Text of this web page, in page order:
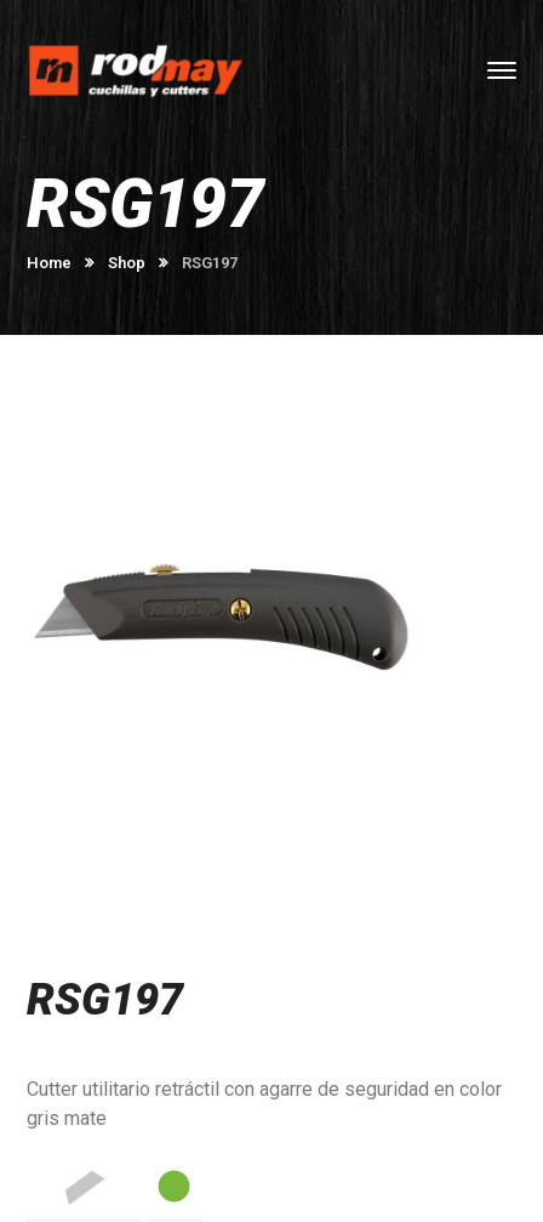
RSG197
Home Shop RSG197
RSG197
Cutter utilitario retráctil con agarre de seguridad en color
gris mate